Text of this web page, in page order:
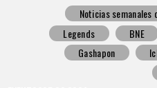
Noticias semanales
Legends
BNE
Gashapon